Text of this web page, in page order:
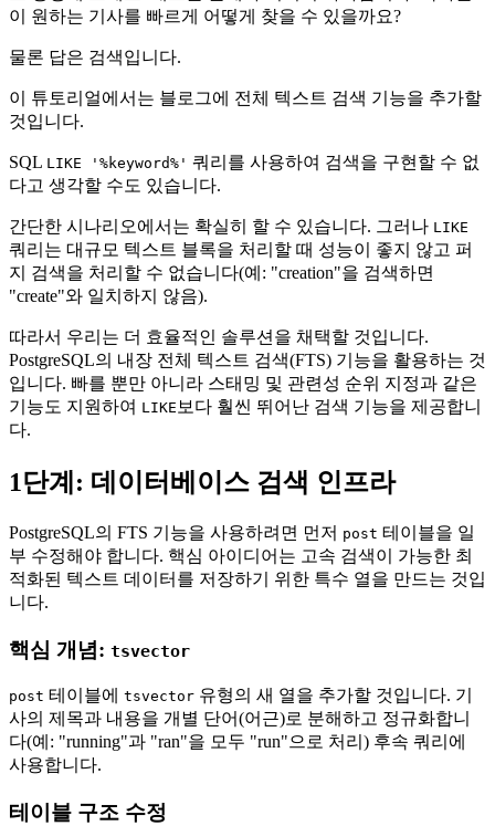
이 원하는 기사를 빠르게 어떻게 찾을 수 있을까요?
물론 답은 검색입니다.
이 튜토리얼에서는 블로그에 전체 텍스트 검색 기능을 추가할
것입니다.
SQL LIKE '%keyword%' 쿼리를 사용하여 검색을 구현할 수 없
다고 생각할 수도 있습니다.
간단한 시나리오에서는 확실히 할 수 있습니다. 그러나 LIKE
쿼리는 대규모 텍스트 블록을 처리할 때 성능이 좋지 않고 퍼
지 검색을 처리할 수 없습니다(예: "creation"을 검색하면
"create"와 일치하지 않음).
따라서 우리는 더 효율적인 솔루션을 채택할 것입니다.
PostgreSQL의 내장 전체 텍스트 검색(FTS) 기능을 활용하는 것
입니다. 빠를 뿐만 아니라 스태밍 및 관련성 순위 지정과 같은
기능도 지원하여 LIKE 보다 훨씬 뛰어난 검색 기능을 제공합니
다.
1단계: 데이터베이스 검색 인프라
PostgreSQL의 FTS 기능을 사용하려면 먼저 post 테이블을 일
부 수정해야 합니다. 핵심 아이디어는 고속 검색이 가능한 최
적화된 텍스트 데이터를 저장하기 위한 특수 열을 만드는 것입
니다.
핵심 개념: tsvector
post 테이블에 tsvector 유형의 새 열을 추가할 것입니다. 기
사의 제목과 내용을 개별 단어(어근)로 분해하고 정규화합니
다(예: "running"과 "ran"을 모두 "run"으로 처리) 후속 쿼리에
사용합니다.
테이블 구조 수정